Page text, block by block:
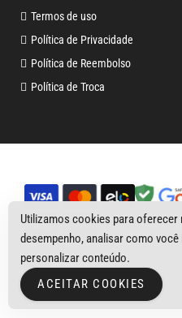
Termos de uso
Política de Privacidade
Política de Reembolso
Política de Troca
Copyright ©
CNPJ
Utilizamos cookies para
desempenho, analisar como
personalizar conteúdo.
ACEITAR COOKIES